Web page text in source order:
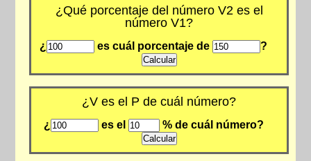
¿Qué porcentaje del número V2 es el
número V1?
¿ es cuál porcentaje de ?
¿V es el P de cuál número?
¿ es el % de cuál número?